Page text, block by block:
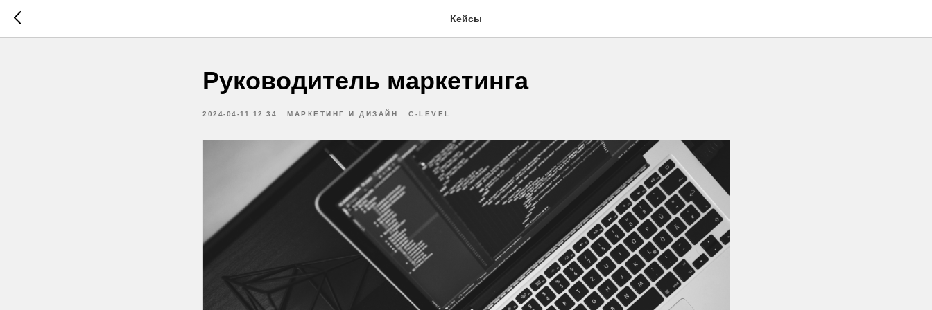
Кейсы
Руководитель маркетинга
2024-04-11 12:34 МАРКЕТИНГ И ДИЗАЙН C-LEVEL